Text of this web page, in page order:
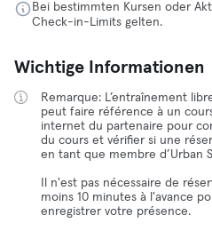
Bei bestimmten Kursen oder
Check-in-Limits gelten.
Wichtige Informationen
Remarque: L’entraînement
peut faire référence à un
internet du partenaire pour
du cours et vérifier si une
en tant que membre d’Urban
Il n'est pas nécessaire de
moins 10 minutes à l'avance
enregistrer votre présence.